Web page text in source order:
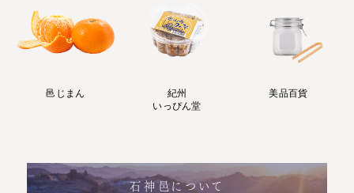
邑じまん
紀州
いっぴん堂
美品百貨
石神邑について